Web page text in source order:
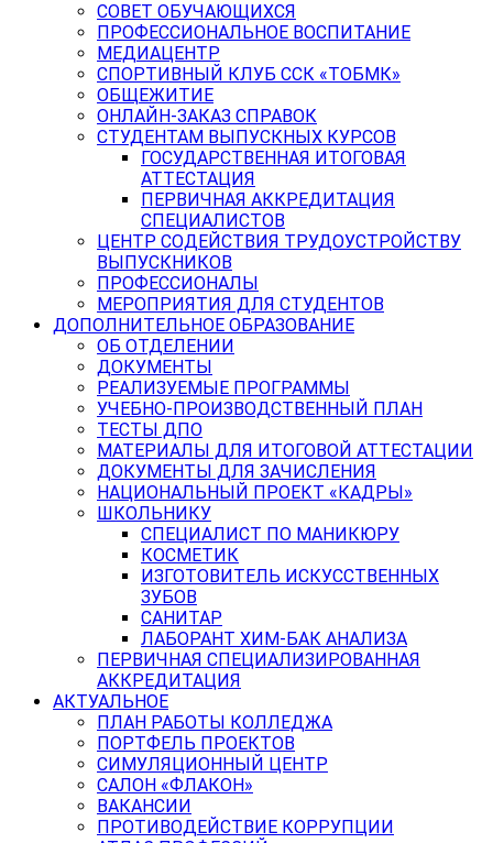
СОВЕТ ОБУЧАЮЩИХСЯ
ПРОФЕССИОНАЛЬНОЕ ВОСПИТАНИЕ
МЕДИАЦЕНТР
СПОРТИВНЫЙ КЛУБ ССК «ТОБМК»
ОБЩЕЖИТИЕ
ОНЛАЙН-ЗАКАЗ СПРАВОК
СТУДЕНТАМ ВЫПУСКНЫХ КУРСОВ
ГОСУДАРСТВЕННАЯ ИТОГОВАЯ
АТТЕСТАЦИЯ
ПЕРВИЧНАЯ АККРЕДИТАЦИЯ
СПЕЦИАЛИСТОВ
ЦЕНТР СОДЕЙСТВИЯ ТРУДОУСТРОЙСТВУ
ВЫПУСКНИКОВ
ПРОФЕССИОНАЛЫ
МЕРОПРИЯТИЯ ДЛЯ СТУДЕНТОВ
ДОПОЛНИТЕЛЬНОЕ ОБРАЗОВАНИЕ
ОБ ОТДЕЛЕНИИ
ДОКУМЕНТЫ
РЕАЛИЗУЕМЫЕ ПРОГРАММЫ
УЧЕБНО-ПРОИЗВОДСТВЕННЫЙ ПЛАН
ТЕСТЫ ДПО
МАТЕРИАЛЫ ДЛЯ ИТОГОВОЙ АТТЕСТАЦИИ
ДОКУМЕНТЫ ДЛЯ ЗАЧИСЛЕНИЯ
НАЦИОНАЛЬНЫЙ ПРОЕКТ «КАДРЫ»
ШКОЛЬНИКУ
СПЕЦИАЛИСТ ПО МАНИКЮРУ
КОСМЕТИК
ИЗГОТОВИТЕЛЬ ИСКУССТВЕННЫХ
ЗУБОВ
САНИТАР
ЛАБОРАНТ ХИМ-БАК АНАЛИЗА
ПЕРВИЧНАЯ СПЕЦИАЛИЗИРОВАННАЯ
АККРЕДИТАЦИЯ
АКТУАЛЬНОЕ
ПЛАН РАБОТЫ КОЛЛЕДЖА
ПОРТФЕЛЬ ПРОЕКТОВ
СИМУЛЯЦИОННЫЙ ЦЕНТР
САЛОН «ФЛАКОН»
ВАКАНСИИ
ПРОТИВОДЕЙСТВИЕ КОРРУПЦИИ